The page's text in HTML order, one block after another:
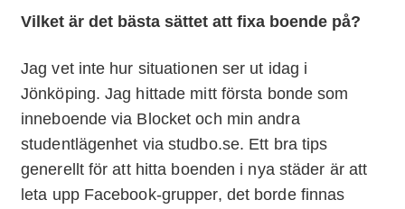
Vilket är det bästa sättet att fixa boende på?
Jag vet inte hur situationen ser ut idag i
Jönköping. Jag hittade mitt första bonde som
inneboende via Blocket och min andra
studentlägenhet via studbo.se. Ett bra tips
generellt för att hitta boenden i nya städer är att
leta upp Facebook-grupper, det borde finnas